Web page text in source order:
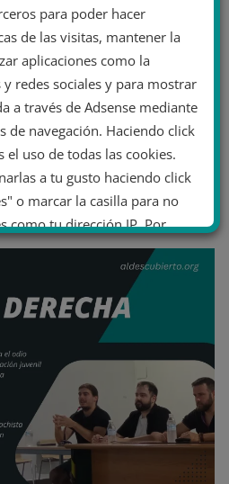
para poder hacer
de las visitas, mantener la
aplicaciones como la
redes sociales y para mostrar
a través de Adsense mediante
de navegación. Haciendo click
el uso de todas las cookies.
a tu gusto haciendo click
o marcar la casilla para no
como tu dirección IP. Por
Política de cookies.
personal
Aceptar cookies
Política de cookies